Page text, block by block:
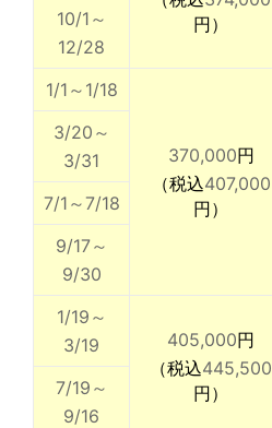
円）
10/1～
12/28
1/1～1/18
370,000円
（税込407,000
円）
3/20～
3/31
7/1～7/18
9/17～
9/30
1/19～
3/19
405,000円
（税込445,500
円）
7/19～
9/16